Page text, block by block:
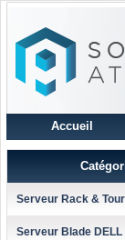
Accueil
Serveur Rack &
Serveur Blade DELL